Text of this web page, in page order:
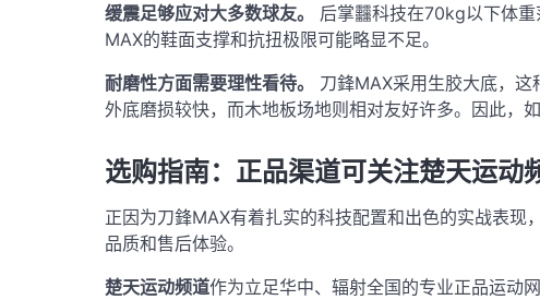
缓震足够应对大多数球友。
后掌䨻科技在70kg以下体
MAX的鞋面支撑和抗扭极限可能略显不足。
耐磨性方面需要理性看待。
刀鋒MAX采用生胶大底，
外底磨损较快，而木地板场地则相对友好许多。因此，
选购指南：正品渠道可关注楚天运动
正因为刀鋒MAX有着扎实的科技配置和出色的实战表
品质和售后体验。
楚天运动频道作为立足华中、辐射全国的专业正品运动